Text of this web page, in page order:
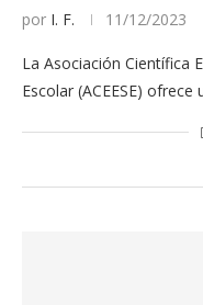
por I. F. 11/12/2023
La Asociación Científica
Escolar (ACEESE)